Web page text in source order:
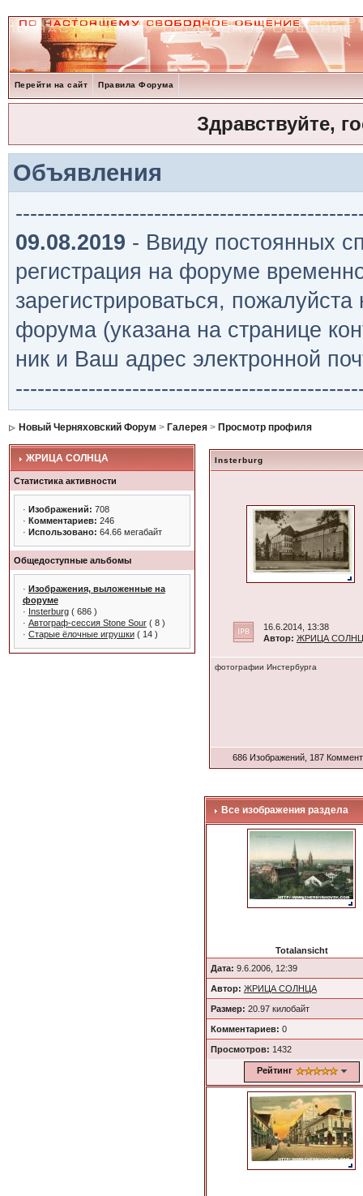
Перейти на сайт Правила Форума
Здравствуйте,
Объявления
09.08.2019 - Ввиду постоянных
регистрация на форуме
зарегистрироваться,
форума (указана на странице
ник и Ваш адрес электронной
Новый Черняховский Форум > Галерея> Просмотр профиля
ЖРИЦА СОЛНЦА
Статистика активности
· Изображений: 708
· Комментариев: 246
· Использовано: 64.66 мегабайт
Общедоступные альбомы
· Изображения, выложенные на
форуме
· Insterburg( 686 )
· Автограф-сессия Stone Sour( 8 )
· Старые ёлочные игрушки( 14 )
Insterburg
16.6.2014, 13:38
Автор: ЖРИЦА
фотографии Инстербурга
686 Изображений, 187
Все изображения раздела
Totalansicht
Дата: 9.6.2006, 12:39
Автор: ЖРИЦА СОЛНЦА
Размер: 20.97 килобайт
Комментариев: 0
Просмотров: 1432
Рейтинг